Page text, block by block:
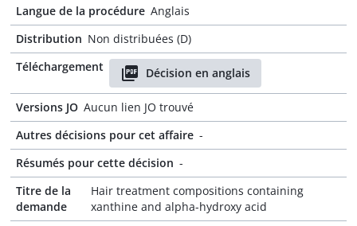
Langue de la procédure Anglais
Distribution Non distribuées (D)
Téléchargement
Décision en anglais
Versions JO Aucun lien JO trouvé
Autres décisions pour cet affaire -
Résumés pour cette décision -
Titre de la
demande
Hair treatment compositions containing
xanthine and alpha-hydroxy acid